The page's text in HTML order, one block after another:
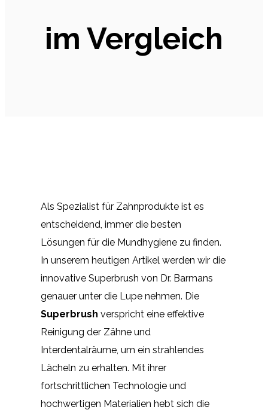
im Vergleich
Als Spezialist für Zahnprodukte ist es
entscheidend, immer die besten
Lösungen für die Mundhygiene zu finden.
In unserem heutigen Artikel werden wir die
innovative Superbrush von Dr. Barmans
genauer unter die Lupe nehmen. Die
Superbrush verspricht eine effektive
Reinigung der Zähne und
Interdentalräume, um ein strahlendes
Lächeln zu erhalten. Mit ihrer
fortschrittlichen Technologie und
hochwertigen Materialien hebt sich die